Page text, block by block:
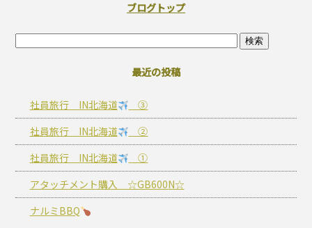
ブログトップ
最近の投稿
社員旅行 IN北海道
③
社員旅行 IN北海道
②
社員旅行 IN北海道
①
アタッチメント購入 ☆GB600N☆
ナルミBBQ